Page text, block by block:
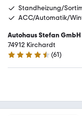
Standheizung/
ACC/Automatik/
Autohaus Stefan
74912 Kirchardt
4.7 Sterne
(61)